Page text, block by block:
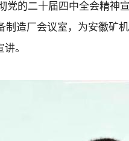
党的二十届四中全会精神
造厂会议室，为安徽矿
。